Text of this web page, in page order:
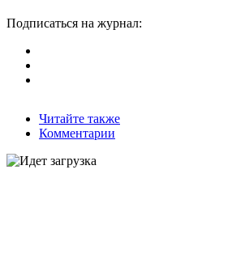
Подписаться на журнал:
Читайте также
Комментарии